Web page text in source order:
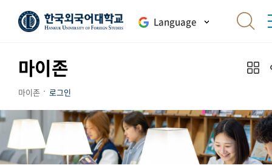
Language
마이존
마이존 로그인